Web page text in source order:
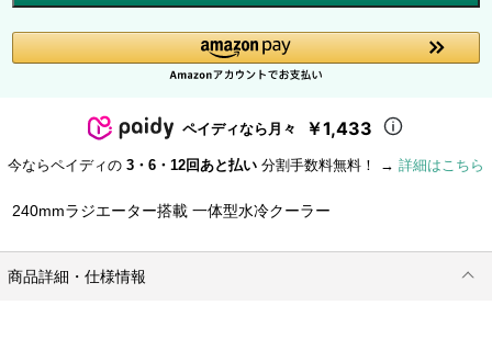
ペイディなら月々 ￥1,433
今ならペイディの 3・6・12回あと払い 分割手数料無料！ → 詳細はこちら
240mmラジエーター搭載 一体型水冷クーラー
商品詳細・仕様情報